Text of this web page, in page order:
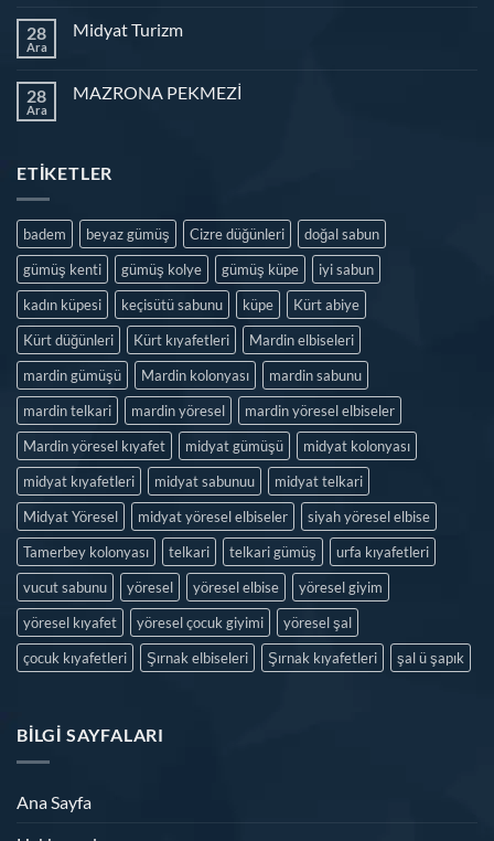
28
Ara
Midyat Turizm
28
Ara
MAZRONA PEKMEZİ
ETIKETLER
badem beyaz gümüş Cizre düğünleri
doğal sabun
gümüş kenti
gümüş kolye gümüş küpe
iyi sabun
kadın küpesi
keçisütü sabunu küpe
Kürt abiye
Kürt düğünleri
Kürt kıyafetleri
Mardin elbiseleri
mardin gümüşü
Mardin kolonyası
mardin sabunu
mardin telkari
mardin yöresel
mardin yöresel elbiseler
Mardin yöresel kıyafet
midyat gümüşü
midyat kolonyası
midyat kıyafetleri
midyat sabunuu
midyat telkari
Midyat Yöresel
midyat yöresel elbiseler
siyah yöresel elbise
Tamerbey kolonyası
telkari telkari gümüş
urfa kıyafetleri
vucut sabunu
yöresel yöresel elbise
yöresel giyim
yöresel kıyafet
yöresel çocuk giyimi
yöresel şal
çocuk kıyafetleri
Şırnak elbiseleri Şırnak kıyafetleri şal ü şapık
BILGI SAYFALARI
Ana Sayfa